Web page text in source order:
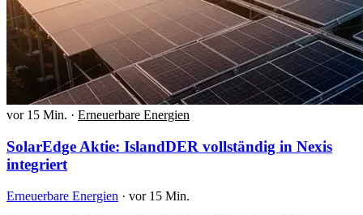
vor 15 Min. · Erneuerbare Energien
SolarEdge Aktie: IslandDER vollständig in Nexis
integriert
Erneuerbare Energien · vor 15 Min.